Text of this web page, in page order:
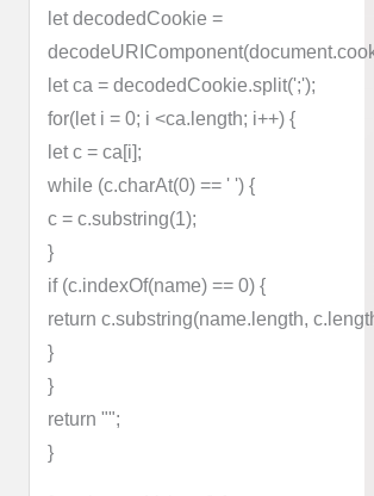
let decodedCookie =
let ca = decodedCookie.split(';');
for(let i = 0; i <ca.length; i++) {
let c = ca[i];
while (c.charAt(0) == ' ') {
c = c.substring(1);
}
if (c.indexOf(name) == 0) {
return c.substring(name.length,
}
}
return "";
}